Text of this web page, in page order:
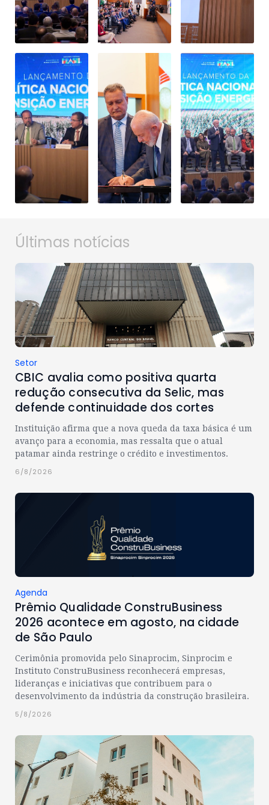
Últimas notícias
Setor
CBIC avalia como positiva quarta
redução consecutiva da Selic, mas
defende continuidade dos cortes
Instituição afirma que a nova queda da taxa básica é um
avanço para a economia, mas ressalta que o atual
patamar ainda restringe o crédito e investimentos.
6/8/2026
Agenda
Prêmio Qualidade ConstruBusiness
2026 acontece em agosto, na cidade
de São Paulo
Cerimônia promovida pelo Sinaprocim, Sinprocim e
Instituto ConstruBusiness reconhecerá empresas,
lideranças e iniciativas que contribuem para o
desenvolvimento da indústria da construção brasileira.
5/8/2026